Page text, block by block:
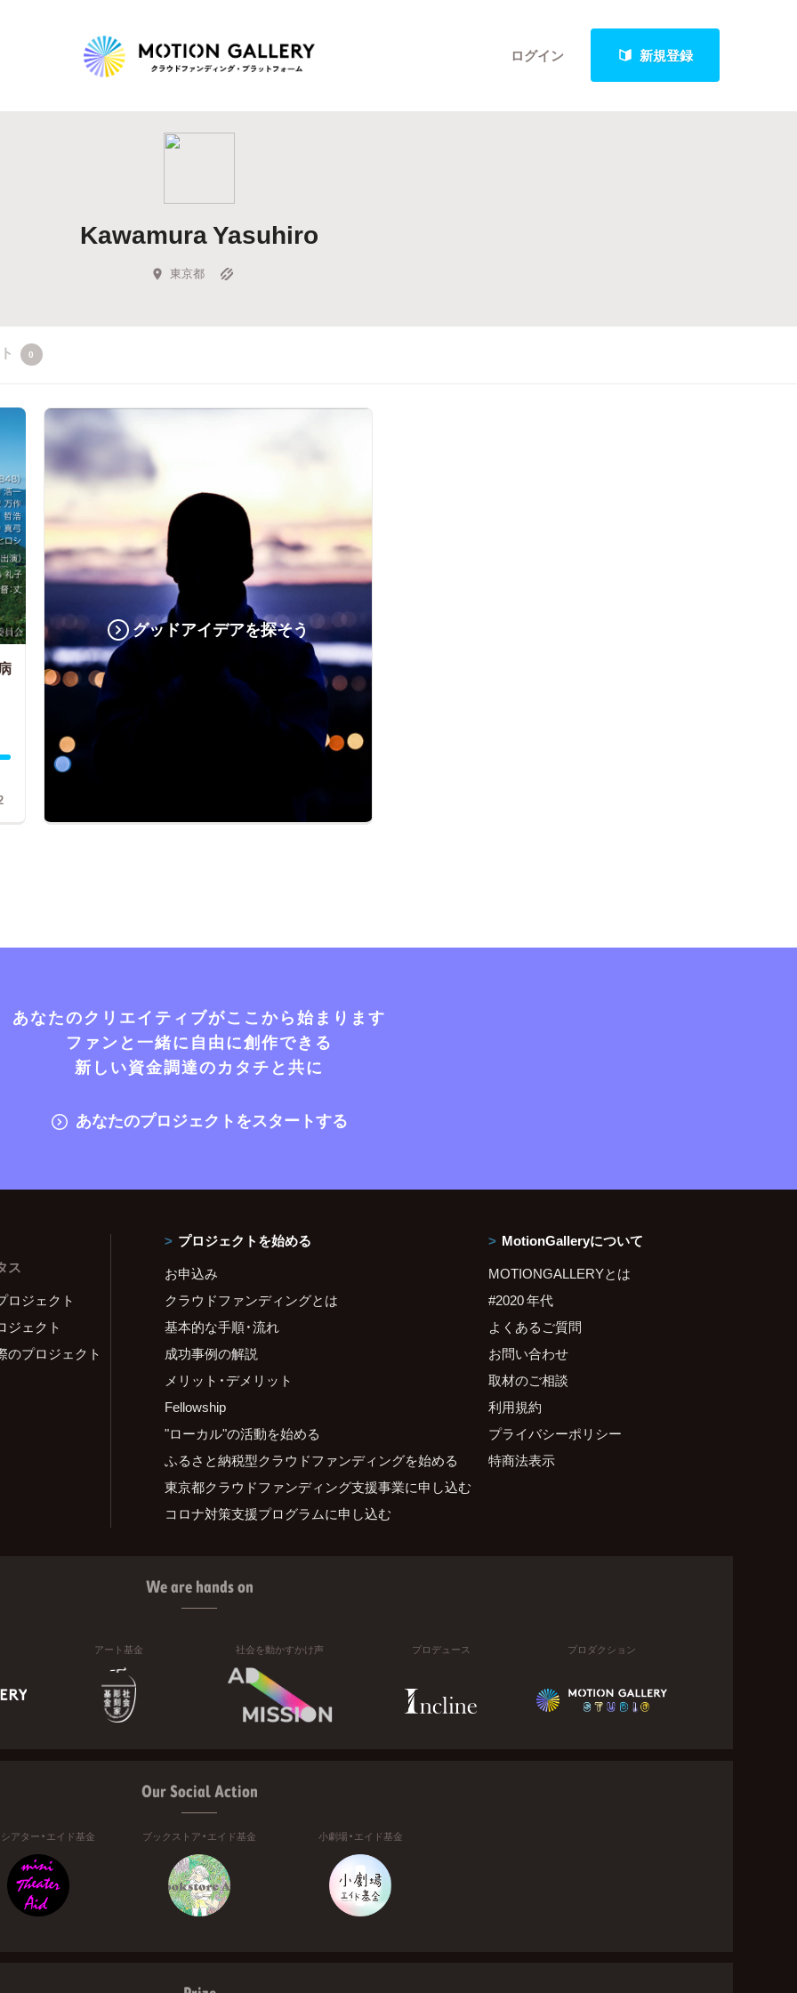
ログイン 新規登録
Highlight
Feature
キュレーターから探す
Kawamura Yasuhiro
東京都
0
グッドアイデアを探そう
あなたのクリエイティブがここから始まります
ファンと一緒に自由に創作できる
新しい資金調達のカタチと共に
あなたのプロジェクトをスタートする
ス
ロジェクト
ジェクト
のプロジェクト
プロジェクトを始める
お申込み
クラウドファンディングとは
基本的な手順・流れ
成功事例の解説
メリット・デメリット
Fellowship
"ローカル"の活動を始める
ふるさと納税型クラウドファンディングを始める
東京都クラウドファンディング支援事業に申し込む
コロナ対策支援プログラムに申し込む
MotionGalleryについて
MOTIONGALLERYとは
#2020 年代
よくあるご質問
お問い合わせ
取材のご相談
利用規約
プライバシーポリシー
特商法表示
We are hands on
アート基金 社会を動かすかけ声 プロデュース プロダクション
Our Social Action
アター・エイド基金 ブックストア・エイド基金 小劇場・エイド基金